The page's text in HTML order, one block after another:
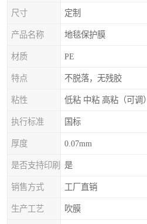
尺寸 定制
产品名称 地毯保护膜
材质 PE
特点 不脱落，无残胶
粘性 低粘 中粘 高粘（可调）
执行标准 国标
厚度 0.07mm
是否支持印刷 是
销售方式 工厂直销
生产工艺 吹膜